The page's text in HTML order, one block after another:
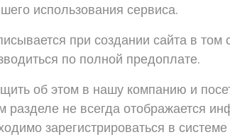
использования сервиса.
при создании сайта в том
по полной предоплате.
об этом в нашу компанию и
не всегда отображается
зарегистрироваться в